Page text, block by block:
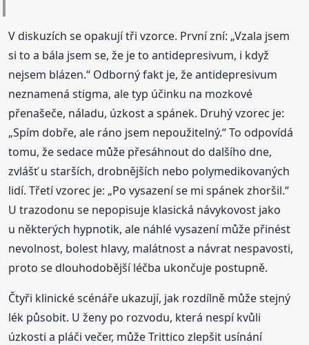
V diskuzích se opakují tři vzorce. První zní: „Vzala jsem
si to a bála jsem se, že je to antidepresivum, i když
nejsem blázen.“ Odborný fakt je, že antidepresivum
neznamená stigma, ale typ účinku na mozkové
přenašeče, náladu, úzkost a spánek. Druhý vzorec je:
„Spím dobře, ale ráno jsem nepoužitelný.“ To odpovídá
tomu, že sedace může přesáhnout do dalšího dne,
zvlášť u starších, drobnějších nebo polymedikovaných
lidí. Třetí vzorec je: „Po vysazení se mi spánek zhoršil.“
U trazodonu se nepopisuje klasická návykovost jako
u některých hypnotik, ale náhlé vysazení může přinést
nevolnost, bolest hlavy, malátnost a návrat nespavosti,
proto se dlouhodobější léčba ukončuje postupně.
Čtyři klinické scénáře ukazují, jak rozdílně může stejný
lék působit. U ženy po rozvodu, která nespí kvůli
úzkosti a pláči večer, může Trittico zlepšit usínání